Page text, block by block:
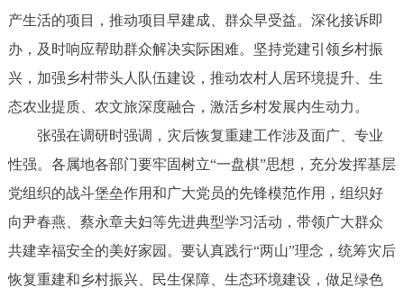
产生活的项目，推动项目早建成、群众早受益。深化接诉即
办，及时响应帮助群众解决实际困难。坚持党建引领乡村振
兴，加强乡村带头人队伍建设，推动农村人居环境提升、生
态农业提质、农文旅深度融合，激活乡村发展内生动力。
张强在调研时强调，灾后恢复重建工作涉及面广、专业
性强。各属地各部门要牢固树立“一盘棋”思想，充分发挥基层
党组织的战斗堡垒作用和广大党员的先锋模范作用，组织好
向尹春燕、蔡永章夫妇等先进典型学习活动，带领广大群众
共建幸福安全的美好家园。要认真践行“两山”理念，统筹灾后
恢复重建和乡村振兴、民生保障、生态环境建设，做足绿色